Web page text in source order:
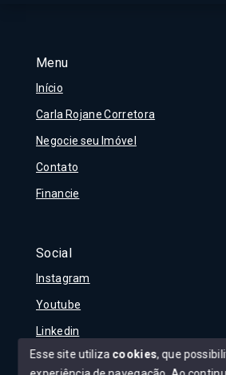
Menu
Início
Carla Rojane Corretora
Negocie seu Imóvel
Contato
Financie
Social
Instagram
Youtube
Linkedin
Esse site utiliza cookies, que